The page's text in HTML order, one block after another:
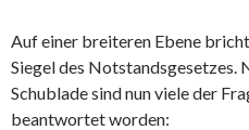
Auf einer breiteren Ebene
Siegel des Notstandsgesetzes.
Schublade sind nun viele der
beantwortet worden: